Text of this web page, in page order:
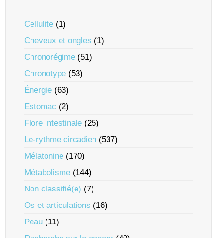
Cellulite (1)
Cheveux et ongles (1)
Chronorégime (51)
Chronotype (53)
Énergie (63)
Estomac (2)
Flore intestinale (25)
Le-rythme circadien (537)
Mélatonine (170)
Métabolisme (144)
Non classifié(e) (7)
Os et articulations (16)
Peau (11)